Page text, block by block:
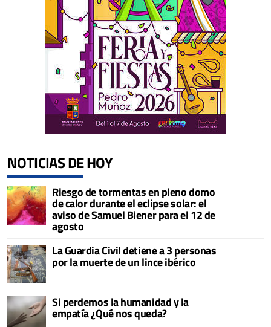
NOTICIAS DE HOY
Riesgo de tormentas en pleno domo
de calor durante el eclipse solar: el
aviso de Samuel Biener para el 12 de
agosto
La Guardia Civil detiene a 3 personas
por la muerte de un lince ibérico
Si perdemos la humanidad y la
empatía ¿Qué nos queda?